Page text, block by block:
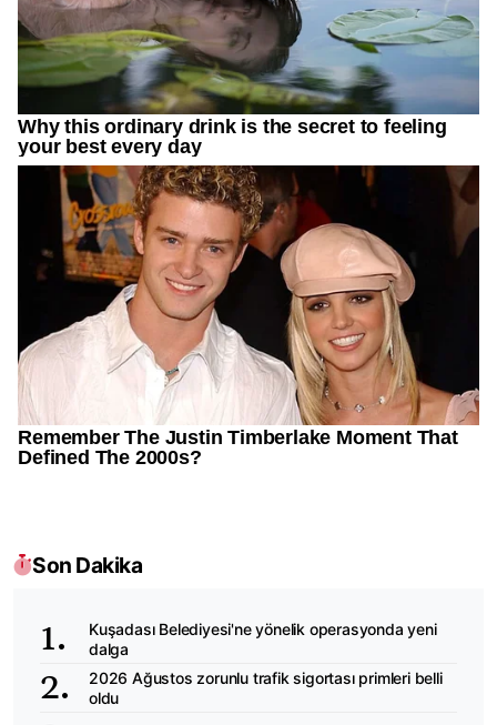
Son Dakika
Kuşadası Belediyesi'ne yönelik operasyonda yeni
dalga
2026 Ağustos zorunlu trafik sigortası primleri belli
oldu